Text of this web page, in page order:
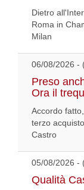
Dietro
Roma in
Milan
06/08/2026 -
Preso
Ora il
Accordo
terzo
Castro
05/08/2026 -
Qualità